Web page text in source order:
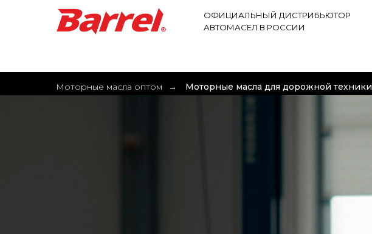
ОФИЦИАЛЬНЫЙ ДИСТРИБЬЮТОР
АВТОМАСЕЛ В РОССИИ
Моторные масла оптом → Моторные масла для дорожной техники